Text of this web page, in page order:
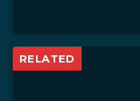
RELATED